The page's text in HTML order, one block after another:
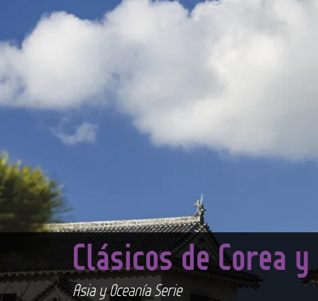
Clásicos de Corea
Asia y Oceanía Serie